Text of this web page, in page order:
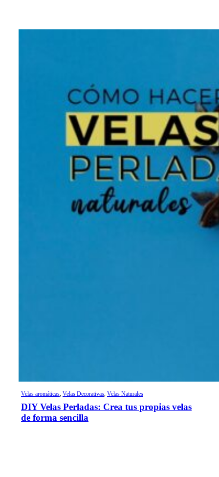
Velas aromáticas, Velas Decorativas, Velas Naturales
DIY Velas Perladas: Crea tus propias velas
de forma sencilla